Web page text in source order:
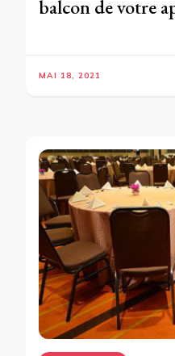
balcon de votre
MAI 18, 2021